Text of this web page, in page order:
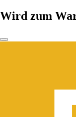
Wird zum